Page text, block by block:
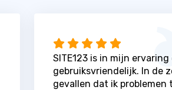
SITE123 is in mijn ervaring
gebruiksvriendelijk. In de
gevallen dat ik problemen